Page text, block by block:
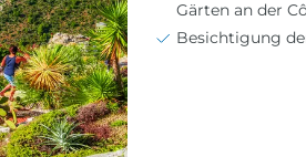
Weg zum Flughafen
& Parken
Gärten an der
Besichtigung